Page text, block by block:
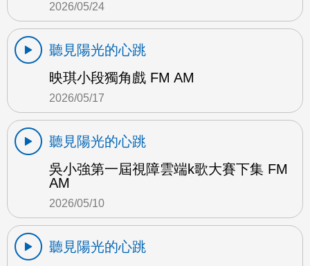
2026/05/24
聽見陽光的心跳
映琪小段獨角戲 FM AM
2026/05/17
聽見陽光的心跳
吳小強第一屆視障雲端k歌大賽下集 FM
AM
2026/05/10
聽見陽光的心跳